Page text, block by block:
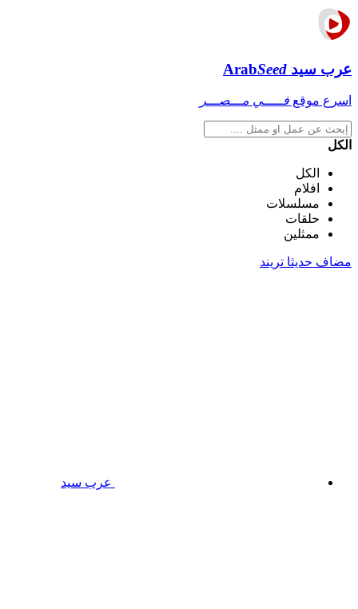
عرب سيد ArabSeed
اسرع موقع فـــــي مـــصـــر
الكل
الكل
افلام
مسلسلات
حلقات
ممثلين
مضاف حديثا تريند
عرب سيد